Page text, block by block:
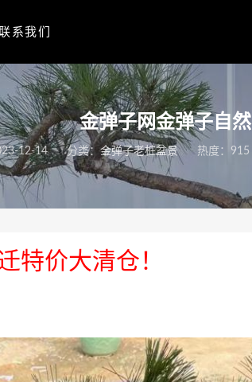
系我们
金弹子网金弹子自然
12-14 分类：金弹子老桩盆景 热度：915
特价大清仓！